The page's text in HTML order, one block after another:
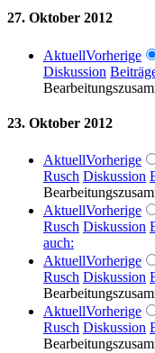
27. Oktober 2012
AktuellVorherige
Diskussion
23. Oktober 2012
AktuellVorherige
Rusch Diskussion
AktuellVorherige
Rusch Diskussion
auch:
AktuellVorherige
Rusch Diskussion
AktuellVorherige
Rusch Diskussion